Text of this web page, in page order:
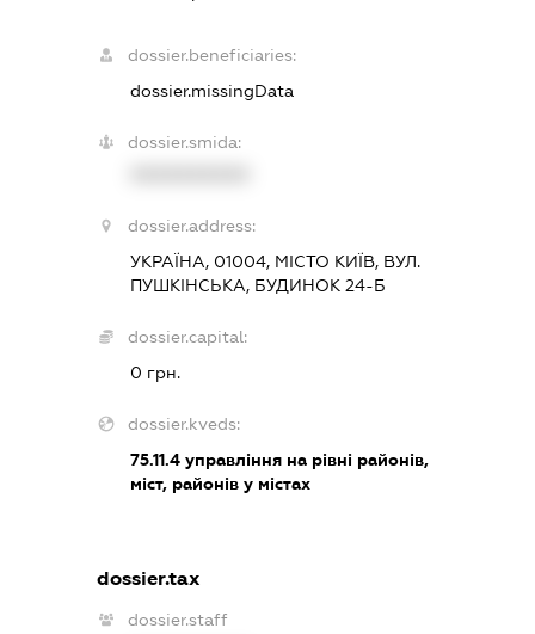
dossier.beneficiaries:
dossier.missingData
dossier.smida:
dossier.address:
УКРАЇНА, 01004, МІСТО КИЇВ, ВУЛ.
ПУШКІНСЬКА, БУДИНОК 24-Б
dossier.capital:
0 грн.
dossier.kveds:
75.11.4 управління на рівні районів,
міст, районів у містах
dossier.tax
dossier.staff